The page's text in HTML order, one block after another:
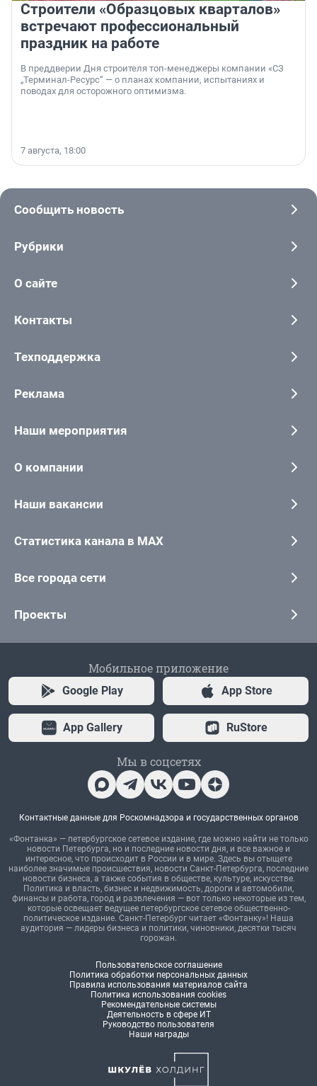
Строители «Образцовых кварталов»
встречают профессиональный
праздник на работе
В преддверии Дня строителя топ-менеджеры компании «СЗ
„Терминал-Ресурс“ — о планах компании, испытаниях и
поводах для осторожного оптимизма.
7 августа, 18:00
Сообщить новость
Рубрики
О сайте
Контакты
Техподдержка
Реклама
Наши мероприятия
О компании
Наши вакансии
Статистика канала в MAX
Все города сети
Проекты
Мобильное приложение
Google Play App Store
App Gallery RuStore
Мы в соцсетях
Контактные данные для Роскомнадзора и государственных органов
«Фонтанка» — петербургское сетевое издание, где можно найти не только
новости Петербурга, но и последние новости дня, и все важное и
интересное, что происходит в России и в мире. Здесь вы отыщете
наиболее значимые происшествия, новости Санкт-Петербурга, последние
новости бизнеса, а также события в обществе, культуре, искусстве.
Политика и власть, бизнес и недвижимость, дороги и автомобили,
финансы и работа, город и развлечения — вот только некоторые из тем,
которые освещает ведущее петербургское сетевое общественно-
политическое издание. Санкт-Петербург читает «Фонтанку»! Наша
аудитория — лидеры бизнеса и политики, чиновники, десятки тысяч
горожан.
Пользовательское соглашение
Политика обработки персональных данных
Правила использования материалов сайта
Политика использования cookies
Рекомендательные системы
Деятельность в сфере ИТ
Руководство пользователя
Наши награды